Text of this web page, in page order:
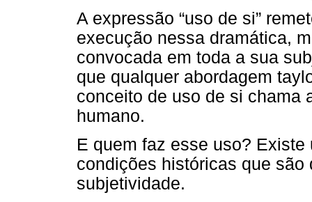
A expressão “uso de si”
execução nessa dramática,
convocada em toda a sua
que qualquer abordagem
conceito de uso de si chama
humano.
E quem faz esse uso?
condições históricas que
subjetividade.